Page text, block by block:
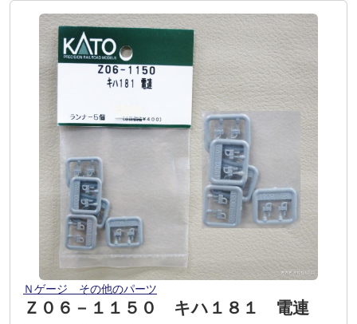
Ｎゲージ その他のパーツ
Ｚ０６－１１５０ キハ１８１ 電連